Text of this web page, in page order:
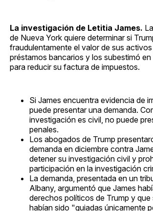
La investigación de Letitia James.
de Nueva York quiere determinar si
fraudulentamente el valor de sus
préstamos bancarios y los subestimó
para reducir su factura de impuestos.
Si James encuentra evidencia de
puede presentar una demanda.
investigación es civil, no puede
penales.
Los abogados de Trump
demanda en diciembre contra
detener su investigación civil y
participación en la investigación
La demanda, presentada en un
Albany, argumentó que James
derechos políticos de Trump y
habían sido "guiadas únicamente